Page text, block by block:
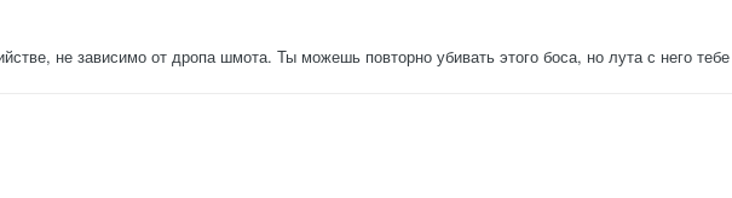
не зависимо от дропа шмота. Ты можешь повторно убивать этого боса, но лута с него